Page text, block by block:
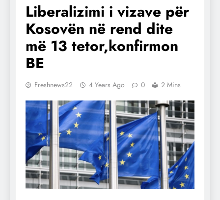
Liberalizimi i vizave për
Kosovën në rend dite
më 13 tetor,konfirmon
BE
Freshnews22 4 Years Ago 0 2 Mins